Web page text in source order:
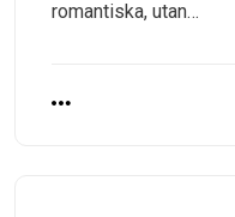
romantiska, utan…